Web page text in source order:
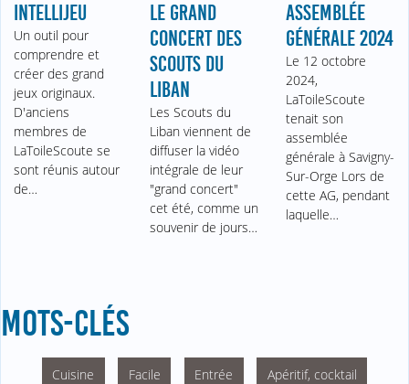
INTELLIJEU
Un outil pour
comprendre et
créer des grand
jeux originaux.
D'anciens
membres de
LaToileScoute se
sont réunis autour
de…
LE GRAND
CONCERT DES
SCOUTS DU
LIBAN
Les Scouts du
Liban viennent de
diffuser la vidéo
intégrale de leur
"grand concert"
cet été, comme un
souvenir de jours…
ASSEMBLÉE
GÉNÉRALE 2024
Le 12 octobre
2024,
LaToileScoute
tenait son
assemblée
générale à Savigny-
Sur-Orge Lors de
cette AG, pendant
laquelle…
MOTS-CLÉS
Cuisine Facile Entrée Apéritif, cocktail